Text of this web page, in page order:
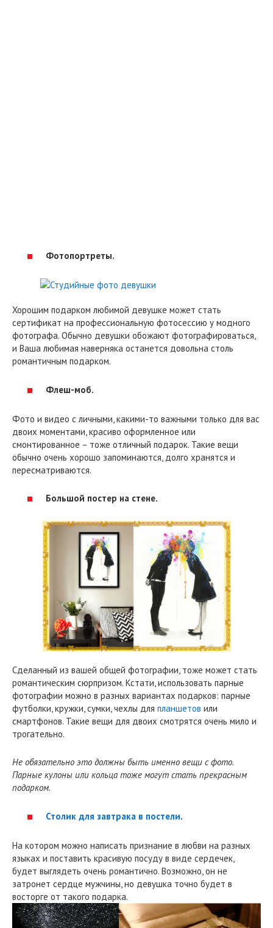
Фотопортреты.
Хорошим подарком любимой девушке может стать
сертификат на профессиональную фотосессию у модного
фотографа. Обычно девушки обожают фотографироваться,
и Ваша любимая наверняка останется довольна столь
романтичным подарком.
Флеш-моб.
Фото и видео с личными, какими-то важными только для вас
двоих моментами, красиво оформленное или
смонтированное – тоже отличный подарок. Такие вещи
обычно очень хорошо запоминаются, долго хранятся и
пересматриваются.
Большой постер на стене.
Сделанный из вашей общей фотографии, тоже может стать
романтическим сюрпризом. Кстати, использовать парные
фотографии можно в разных вариантах подарков: парные
футболки, кружки, сумки, чехлы для планшетов или
смартфонов. Такие вещи для двоих смотрятся очень мило и
трогательно.
Не обязательно это должны быть именно вещи с фото.
Парные кулоны или кольца тоже могут стать прекрасным
подарком.
Столик для завтрака в постели.
На котором можно написать признание в любви на разных
языках и поставить красивую посуду в виде сердечек,
будет выглядеть очень романтично. Возможно, он не
затронет сердце мужчины, но девушка точно будет в
восторге от такого подарка.